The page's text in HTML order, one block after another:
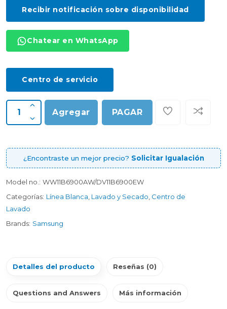
Recibir notificación sobre disponibilidad
Chatear en WhatsApp
Centro de servicio
Agregar PAGAR
¿Encontraste un mejor precio? Solicitar Igualación
Model no.: WW11B6900AW/DV11B6900EW
Categorías: Línea Blanca Lavado y Secado Centro de
Lavado
Brands: Samsung
Detalles del producto Reseñas (0)
Questions and Answers Más información